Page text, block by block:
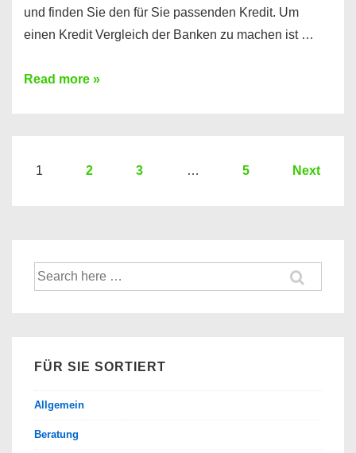
und finden Sie den für Sie passenden Kredit. Um
einen Kredit Vergleich der Banken zu machen ist …
Sie
Hier
Banken
Read more »
Seitennummerierung
1 2 3 … 5 Next
Suche
nach:
FÜR SIE SORTIERT
Allgemein
Beratung